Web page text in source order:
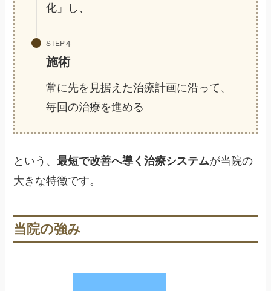
化」し、
STEP
施術
常に先を見据えた治療計画に沿って、
毎回の治療を進める
という、最短で改善へ導く治療システムが当院の
大きな特徴です。
当院の強み